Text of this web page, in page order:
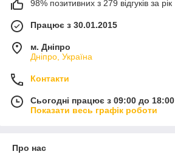
98% позитивних з 279 відгуків за рік
Працює з 30.01.2015
м. Дніпро
Дніпро, Україна
Контакти
Сьогодні працює з 09:00 до 18:00
Показати весь графік роботи
Про нас